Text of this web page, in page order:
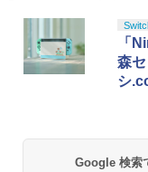
「
森
シ
Google 検索